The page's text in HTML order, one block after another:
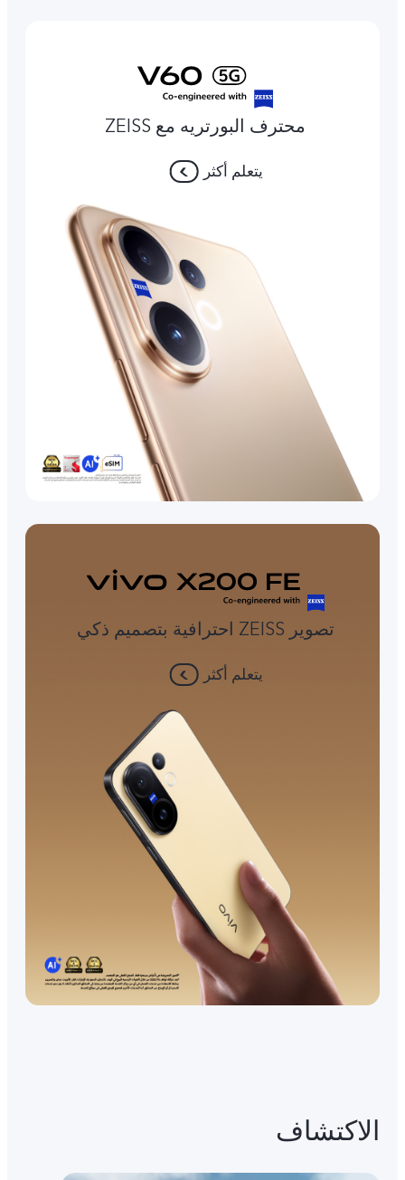
محترف البورتريه مع ZEISS
يتعلم أكثر
تصوير ZEISS احترافية بتصميم ذكي
يتعلم أكثر
الاكتشاف